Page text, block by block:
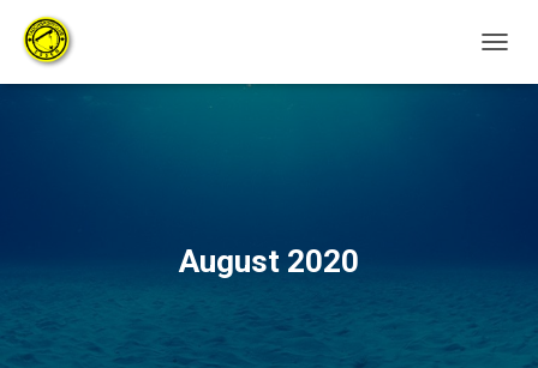
August 2020